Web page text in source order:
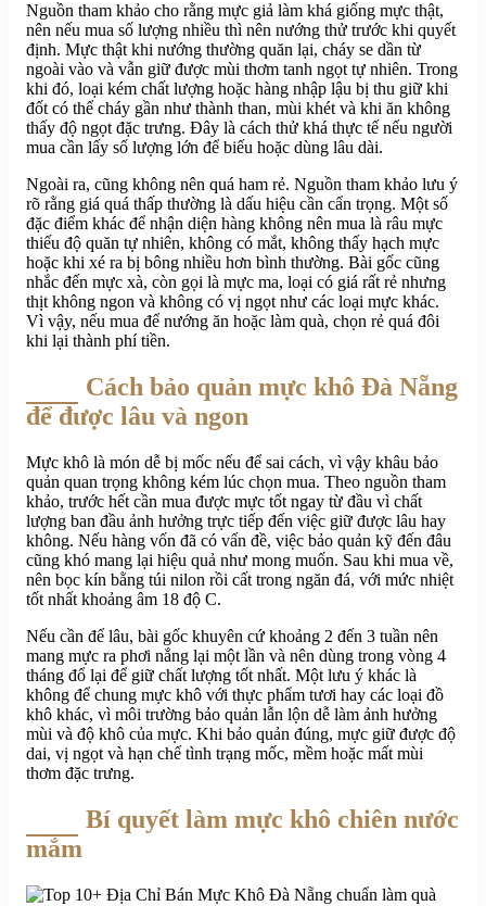
Nguồn tham khảo cho rằng mực giả làm khá giống mực thật,
nên nếu mua số lượng nhiều thì nên nướng thử trước khi quyết
định. Mực thật khi nướng thường quăn lại, cháy se dần từ
ngoài vào và vẫn giữ được mùi thơm tanh ngọt tự nhiên. Trong
khi đó, loại kém chất lượng hoặc hàng nhập lậu bị thu giữ khi
đốt có thể cháy gần như thành than, mùi khét và khi ăn không
thấy độ ngọt đặc trưng. Đây là cách thử khá thực tế nếu người
mua cần lấy số lượng lớn để biếu hoặc dùng lâu dài.
Ngoài ra, cũng không nên quá ham rẻ. Nguồn tham khảo lưu ý
rõ rằng giá quá thấp thường là dấu hiệu cần cẩn trọng. Một số
đặc điểm khác để nhận diện hàng không nên mua là râu mực
thiếu độ quăn tự nhiên, không có mắt, không thấy hạch mực
hoặc khi xé ra bị bông nhiều hơn bình thường. Bài gốc cũng
nhắc đến mực xà, còn gọi là mực ma, loại có giá rất rẻ nhưng
thịt không ngon và không có vị ngọt như các loại mực khác.
Vì vậy, nếu mua để nướng ăn hoặc làm quà, chọn rẻ quá đôi
khi lại thành phí tiền.
Cách bảo quản mực khô Đà Nẵng
để được lâu và ngon
Mực khô là món dễ bị mốc nếu để sai cách, vì vậy khâu bảo
quản quan trọng không kém lúc chọn mua. Theo nguồn tham
khảo, trước hết cần mua được mực tốt ngay từ đầu vì chất
lượng ban đầu ảnh hưởng trực tiếp đến việc giữ được lâu hay
không. Nếu hàng vốn đã có vấn đề, việc bảo quản kỹ đến đâu
cũng khó mang lại hiệu quả như mong muốn. Sau khi mua về,
nên bọc kín bằng túi nilon rồi cất trong ngăn đá, với mức nhiệt
tốt nhất khoảng âm 18 độ C.
Nếu cần để lâu, bài gốc khuyên cứ khoảng 2 đến 3 tuần nên
mang mực ra phơi nắng lại một lần và nên dùng trong vòng 4
tháng đổ lại để giữ chất lượng tốt nhất. Một lưu ý khác là
không để chung mực khô với thực phẩm tươi hay các loại đồ
khô khác, vì môi trường bảo quản lẫn lộn dễ làm ảnh hưởng
mùi và độ khô của mực. Khi bảo quản đúng, mực giữ được độ
dai, vị ngọt và hạn chế tình trạng mốc, mềm hoặc mất mùi
thơm đặc trưng.
Bí quyết làm mực khô chiên nước
mắm